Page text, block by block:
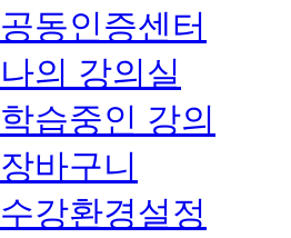
공동인증센터
나의 강의실
학습중인 강의
장바구니
수강환경설정